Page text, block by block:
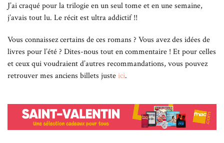
J’ai craqué pour la trilogie en un seul tome et en une semaine,
j’avais tout lu. Le récit est ultra addictif !!
Vous connaissez certains de ces romans ? Vous avez des idées de
livres pour l’été ? Dites-nous tout en commentaire ! Et pour celles
et ceux qui voudraient d’autres recommandations, vous pouvez
retrouver mes anciens billets justeici.